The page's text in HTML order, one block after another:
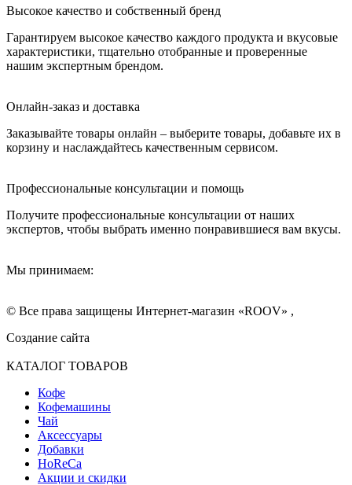
Высокое качество и собственный бренд
Гарантируем высокое качество каждого продукта и вкусовые
характеристики, тщательно отобранные и проверенные
нашим экспертным брендом.
Онлайн-заказ и доставка
Заказывайте товары онлайн – выберите товары, добавьте их в
корзину и наслаждайтесь качественным сервисом.
Профессиональные консультации и помощь
Получите профессиональные консультации от наших
экспертов, чтобы выбрать именно понравившиеся вам вкусы.
Мы принимаем:
© Все права защищены Интернет-магазин «ROOV» ,
Создание сайта
КАТАЛОГ ТОВАРОВ
Кофе
Кофемашины
Чай
Аксессуары
Добавки
HoReCa
Акции и скидки